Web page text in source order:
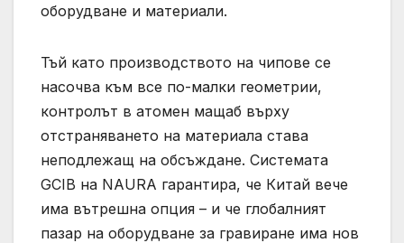
оборудване и материали.
Тъй като производството на чипове се
насочва към все по-малки геометрии,
контролът в атомен мащаб върху
отстраняването на материала става
неподлежащ на обсъждане. Системата
GCIB на NAURA гарантира, че Китай вече
има вътрешна опция – и че глобалният
пазар на оборудване за гравиране има нов